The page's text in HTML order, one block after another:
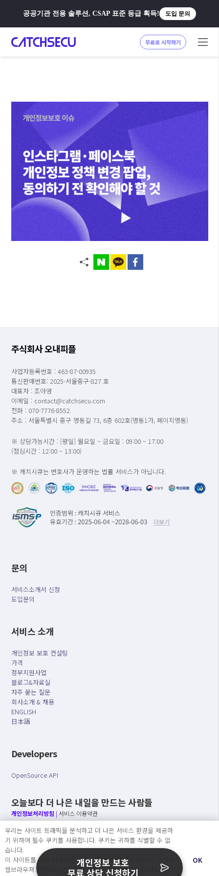
공공기관 전용 솔루션, CSAP 표준 등급 획득! 도입 문의
무료로 시작하기
주식회사 오내피플
사업자등록번호 : 463-87-00935
통신판매번호: 2025-서울중구-827 호
대표자 : 조아영
이메일 : contact@catchsecu.com
전화 : 070-7776-8552
주소 : 서울특별시 중구 명동길 73, 6층 602호(명동1가, 페이지명동)
※ 상담가능시간 : [평일] 월요일 ~ 금요일 : 09:00 ~ 17:00
(점심시간 : 12:00 ~ 13:00)
※ 캐치시큐는 변호사가 운영하는 법률 서비스가 아닙니다.
문의
서비스소개서 신청
도입문의
서비스 소개
개인정보 보호 컨설팅
가격
정부지원사업
블로그&자료실
자주 묻는 질문
회사소개 & 채용
ENGLISH
日本語
Developers
OpenSource API
오늘보다 더 나은 내일을 만드는 사람들
개인정보처리방침 | 서비스 이용약관
○ 개인정보보호 컴플라이언스를 선도하겠습니다.
○ 정보주체의 권리를 보장하겠습니다.
○ 기업의 개인정보보호를 위한 효율적 관리를 보장하겠습니다.
우리는 사이트 트래픽을 분석하고 더 나은 서비스 환경을 제공하
기 위하여 필수 쿠키를 사용합니다. 쿠키는 귀하를 식별할 수 없
습니다.
이 사이트를 계속 사용하면 쿠키 사용에 동의하게 됩니다. 귀하는
웹브라우져 설정에서 언제든지 쿠키를 삭제 할 수있습니다.
OK
개인정보 보호
무료 상담 신청하기